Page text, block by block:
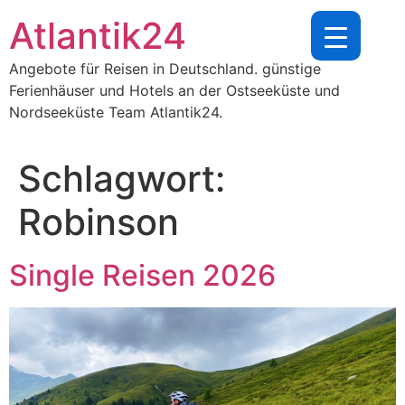
Inhalt
springen
Atlantik24
Angebote für Reisen in Deutschland. günstige
Ferienhäuser und Hotels an der Ostseeküste und
Nordseeküste Team Atlantik24.
Schlagwort:
Robinson
Single Reisen 2026